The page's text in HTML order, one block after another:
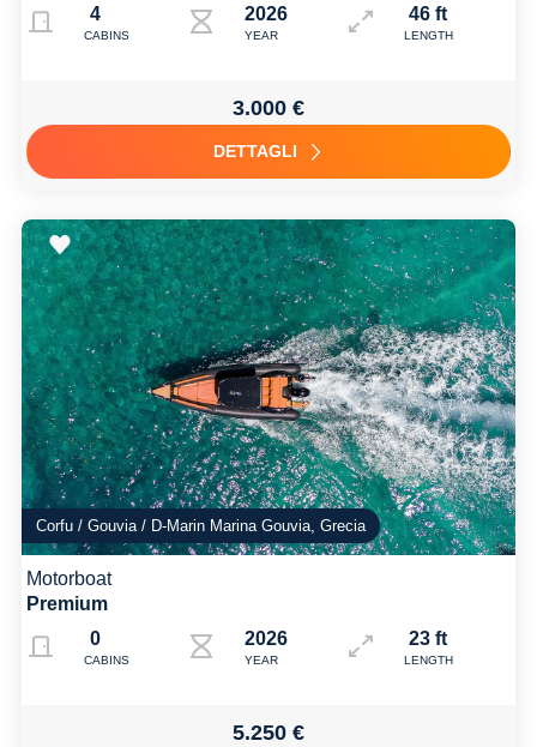
4
CABINS
2026
YEAR
46 ft
LENGTH
3.000 €
DETTAGLI
Corfu / Gouvia / D-Marin Marina Gouvia, Grecia
Motorboat
Premium
0
CABINS
2026
YEAR
23 ft
LENGTH
5.250 €